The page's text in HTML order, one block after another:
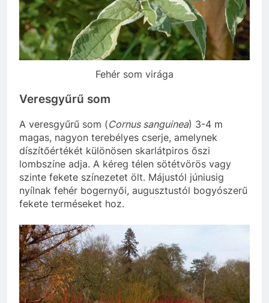
Fehér som virága
Veresgyűrű som
A veresgyűrű som (Cornus sanguinea) 3-4 m
magas, nagyon terebélyes cserje, amelynek
díszítőértékét különösen skarlátpiros őszi
lombszíne adja. A kéreg télen sötétvörös vagy
szinte fekete színezetet ölt. Májustól júniusig
nyílnak fehér bogernyői, augusztustól bogyószerű
fekete terméseket hoz.